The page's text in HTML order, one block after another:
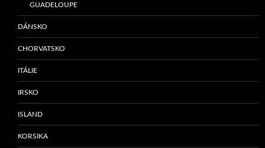
GUADELOUPE
DÁNSKO
CHORVATSKO
ITÁLIE
IRSKO
ISLAND
KORSIKA